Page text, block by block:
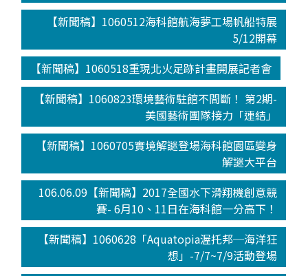
【新聞稿】1060512海科館航海夢工場帆船特展
5/12開幕
【新聞稿】1060518重現北火足跡計畫開展記者會
【新聞稿】1060823環境藝術駐館不間斷！ 第2期-
美國藝術團隊接力「連結」
【新聞稿】1060705實境解謎登場海科館園區變身
解謎大平台
106.06.09【新聞稿】2017全國水下滑翔機創意競
賽- 6月10、11日在海科館一分高下！
【新聞稿】1060628「Aquatopia渥托邦─海洋狂
想」-7/7~7/9活動登場